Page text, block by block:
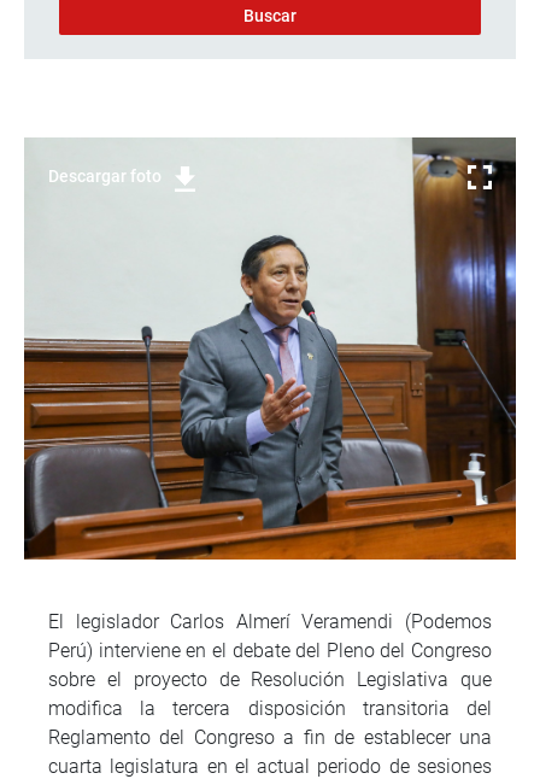
Descargar foto
El legislador Carlos Almerí Veramendi (Podemos
Perú) interviene en el debate del Pleno del Congreso
sobre el proyecto de Resolución Legislativa que
modifica la tercera disposición transitoria del
Reglamento del Congreso a fin de establecer una
cuarta legislatura en el actual periodo de sesiones